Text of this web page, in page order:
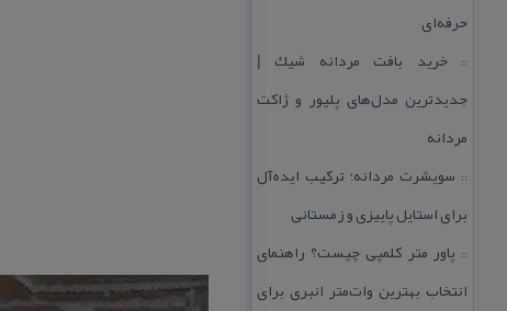
حرفه‌ای
::خرید بافت مردانه شیك |
جدیدترین مدل‌های پلیور و ژاكت
مردانه
:: سویشرت مردانه؛ تركیب ایده‌آل
برای استایل پاییزی و زمستانی
:: پاور متر كلمپی چیست؟ راهنمای
انتخاب بهترین وات‌متر انبری برای